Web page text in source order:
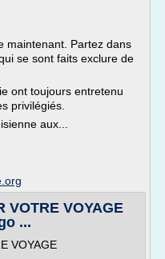
maintenant. Partez dans
se sont faits exclure de
ont toujours entretenu
privilégiés.
aux...
VOTRE VOYAGE
...
VOYAGE